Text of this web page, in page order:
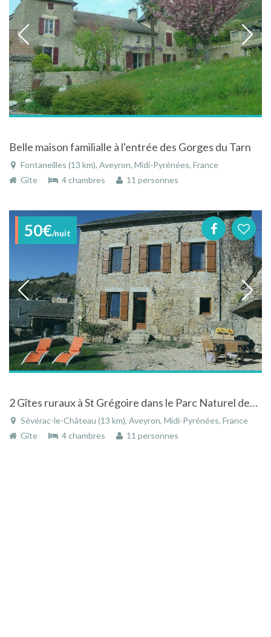
Belle maison familialle à l'entrée des Gorges du Tarn
Fontaneilles (13 km), Aveyron, Midi-Pyrénées, France
Gîte
4 chambres 11 personnes
50€/nuit
2 Gîtes ruraux à St Grégoire dans le Parc Naturel des Grands Causses
Sévérac-le-Château (13 km), Aveyron, Midi-Pyrénées, France
Gîte
4 chambres 11 personnes